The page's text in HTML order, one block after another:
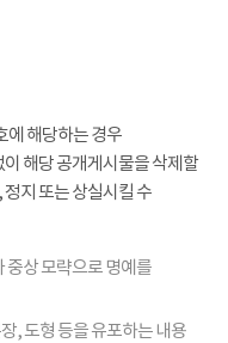
에 해당하는 경우
해당 공개게시물을 삭제할
지 또는 상실시킬 수
중상 모략으로 명예를
, 도형 등을 유포하는 내용